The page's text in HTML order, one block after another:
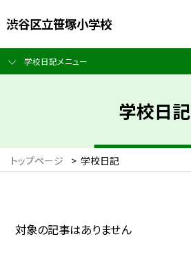
渋谷区立笹塚小学校
学校日記メニュー
学校日記
トップページ > 学校日記
対象の記事はありません